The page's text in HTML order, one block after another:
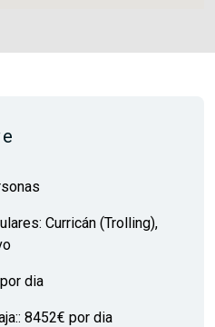
Curricán (Trolling),
dia
8452€ por dia